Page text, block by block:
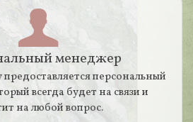
менеджер
персональный
всегда будет на связи и
на любой вопрос.